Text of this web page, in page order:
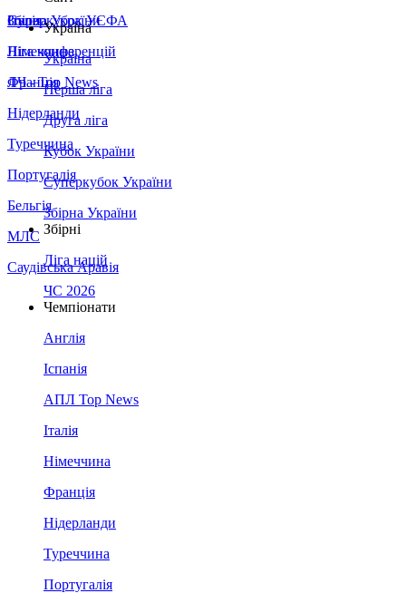
Збірна України
Італія
Німеччина
Франція
Нідерланди
Туреччина
Португалія
Бельгія
МЛС
Саудівська Аравія
Суперкубок УЄФА
Ліга конференцій
ЛЧ - Top News
Україна
Україна
Перша ліга
Друга ліга
Кубок України
Суперкубок України
Збірна України
Збірні
Ліга націй
ЧС 2026
Чемпіонати
Англія
Іспанія
АПЛ Top News
Італія
Німеччина
Франція
Нідерланди
Туреччина
Португалія